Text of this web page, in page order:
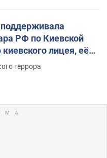
поддерживала
РФ по Киевской
лицея, её
террора